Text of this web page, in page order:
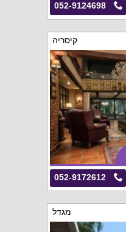
052-9124698
קיסריה
052-9172612
מגדל